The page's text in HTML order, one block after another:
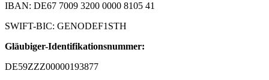
IBAN: DE67 7009 3200 0000 8105 41
SWIFT-BIC: GENODEF1STH
Gläubiger-Identifikationsnummer:
DE59ZZZ00000193877